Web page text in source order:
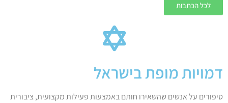
לכל הכתבות
דמויות מופת בישראל
סיפורים על אנשים שהשאירו חותם באמצעות פעילות מקצועית, ציבורית